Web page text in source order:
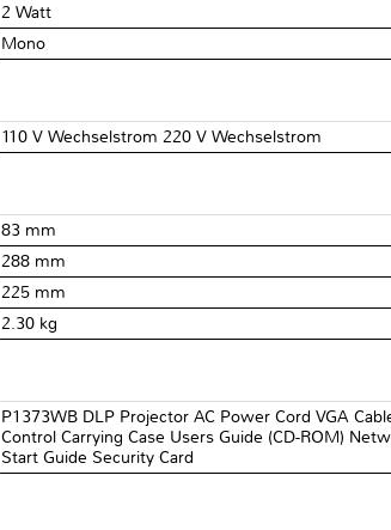
2 Watt
Mono
110 V Wechselstrom 220 V Wechselstrom
83 mm
288 mm
225 mm
2.30 kg
P1373WB DLP Projector AC Power Cord VGA
Control Carrying Case Users Guide (CD-ROM)
Start Guide Security Card